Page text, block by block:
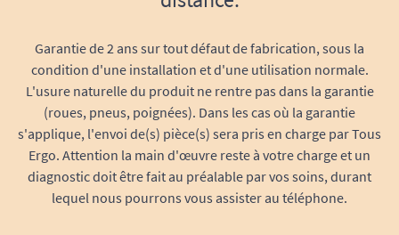
Garantie de 2 ans sur tout défaut de fabrication, sous la
condition d'une installation et d'une utilisation normale.
L'usure naturelle du produit ne rentre pas dans la garantie
(roues, pneus, poignées). Dans les cas où la garantie
s'applique, l'envoi de(s) pièce(s) sera pris en charge par Tous
Ergo. Attention la main d'œuvre reste à votre charge et un
diagnostic doit être fait au préalable par vos soins, durant
lequel nous pourrons vous assister au téléphone.